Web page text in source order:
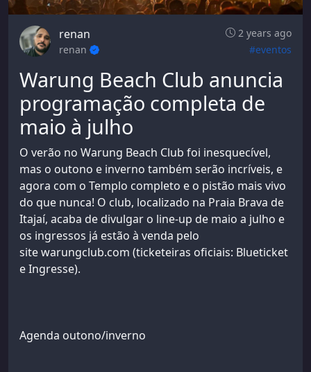
renan
2 years ago
renan
#eventos
Warung Beach Club anuncia
programação completa de
maio à julho
O verão no Warung Beach Club foi inesquecível,
mas o outono e inverno também serão incríveis, e
agora com o Templo completo e o pistão mais vivo
do que nunca! O club, localizado na Praia Brava de
Itajaí, acaba de divulgar o line-up de maio a julho e
os ingressos já estão à venda pelo
site warungclub.com (ticketeiras oficiais: Blueticket
e Ingresse).
Agenda outono/inverno